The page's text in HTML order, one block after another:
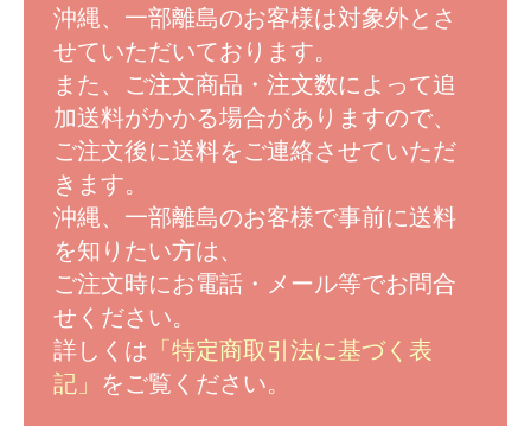
沖縄、一部離島のお客様は対象外とさ
せていただいております。
また、ご注文商品・注文数によって追
加送料がかかる場合がありますので、
ご注文後に送料をご連絡させていただ
きます。
沖縄、一部離島のお客様で事前に送料
を知りたい方は、
ご注文時にお電話・メール等でお問合
せください。
詳しくは 「特定商取引法に基づく表
記」 をご覧ください。